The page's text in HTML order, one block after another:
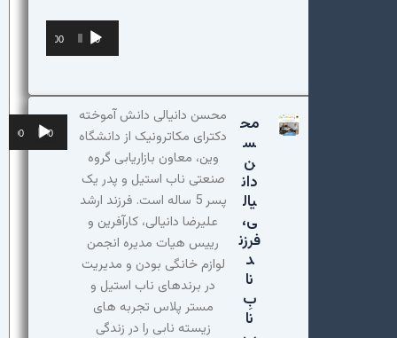
پخش‌کننده
صوت
00:00
00:00
مح
س
ن
دان
یال
ی،
فرزن
د
نا
بِ
نا
محسن دانیالی دانش آموخته
دکترای مکاترونیک از دانشگاه
وین، معاون بازاریابی گروه
صنعتی ناب استیل و پدر یک
پسر 5 ساله است. فرزند ارشد
علیرضا دانیالی، کارآفرین و
رییس هیات مدیره انجمن
لوازم خانگی بودن و مدیریت
در برندهای ناب استیل و
مستر پلاس تجربه های
زیسته نابی را در زندگی
پخش‌کننده
صوت
00:00
00:00